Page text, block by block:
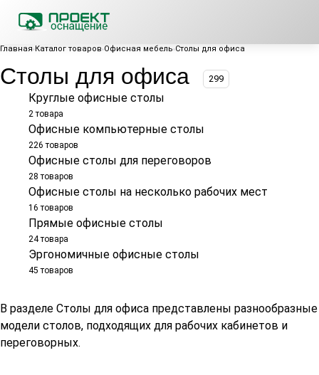
Главная Каталог товаров Офисная мебель Столы для офиса
Столы для офиса 299
Круглые офисные столы
2 товара
Офисные компьютерные столы
226 товаров
Офисные столы для переговоров
28 товаров
Офисные столы на несколько рабочих мест
16 товаров
Прямые офисные столы
24 товара
Эргономичные офисные столы
45 товаров
В разделе Столы для офиса представлены разнообразные
модели столов, подходящих для рабочих кабинетов и
переговорных.